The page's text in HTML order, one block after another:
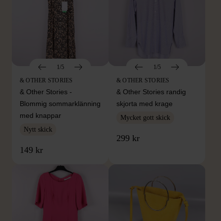
1/5
& OTHER STORIES
& Other Stories -
Blommig sommarklänning
med knappar
Nytt skick
149 kr
1/5
& OTHER STORIES
& Other Stories randig
skjorta med krage
Mycket gott skick
299 kr